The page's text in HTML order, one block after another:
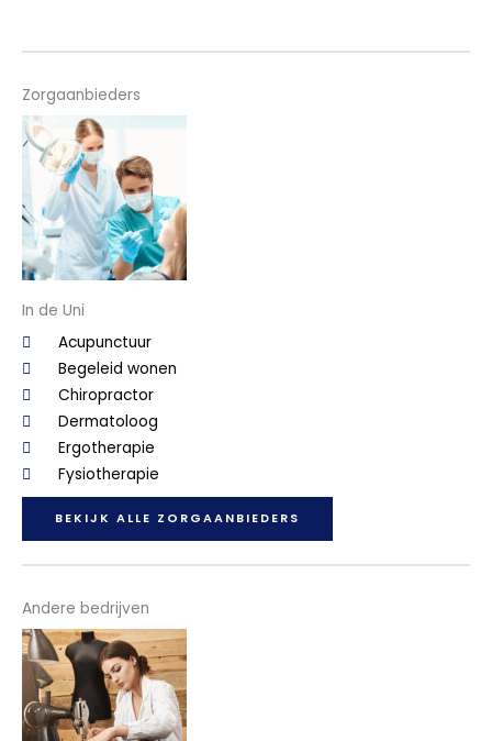
Zorgaanbieders
In de Uni
Acupunctuur
Begeleid wonen
Chiropractor
Dermatoloog
Ergotherapie
Fysiotherapie
BEKIJK ALLE ZORGAANBIEDERS
Andere bedrijven